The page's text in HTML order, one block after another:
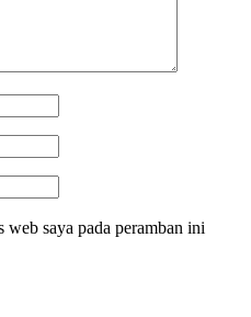
web saya pada peramban ini